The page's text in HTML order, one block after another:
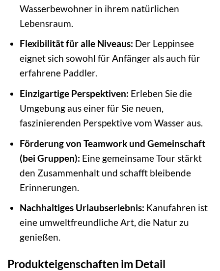
Wasserbewohner in ihrem natürlichen
Lebensraum.
Flexibilität für alle Niveaus: Der Leppinsee
eignet sich sowohl für Anfänger als auch für
erfahrene Paddler.
Einzigartige Perspektiven: Erleben Sie die
Umgebung aus einer für Sie neuen,
faszinierenden Perspektive vom Wasser aus.
Förderung von Teamwork und Gemeinschaft
(bei Gruppen): Eine gemeinsame Tour stärkt
den Zusammenhalt und schafft bleibende
Erinnerungen.
Nachhaltiges Urlaubserlebnis: Kanufahren ist
eine umweltfreundliche Art, die Natur zu
genießen.
Produkteigenschaften im Detail